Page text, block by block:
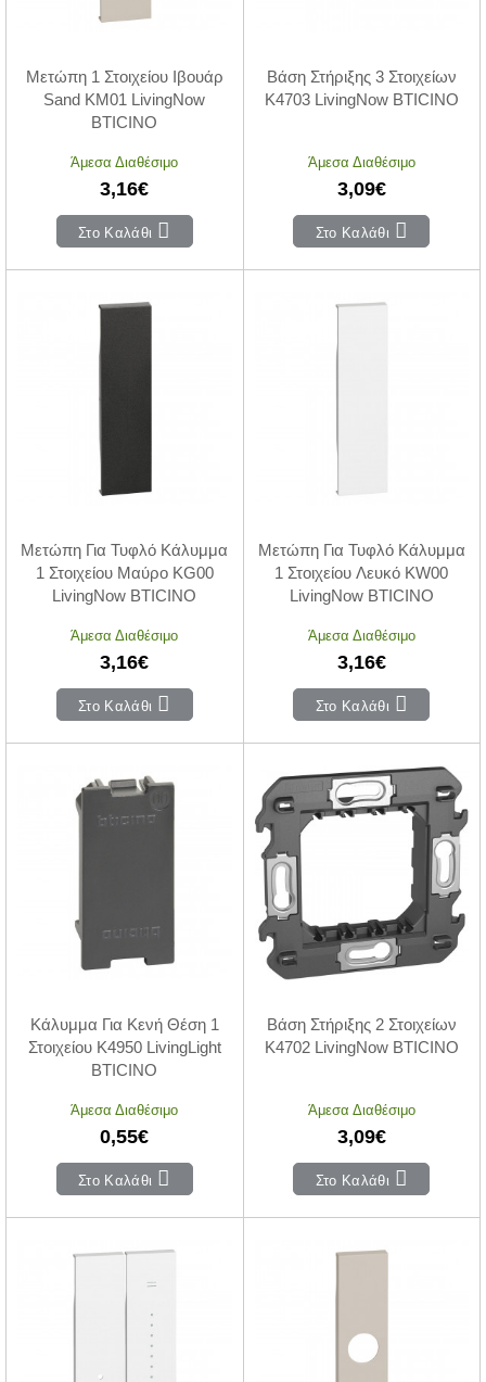
Μετώπη 1 Στοιχείου Ιβουάρ
Sand KM01 LivingNow
BTICINO
Άμεσα Διαθέσιμο
3,16€
Στο Καλάθι
Βάση Στήριξης 3 Στοιχείων
K4703 LivingNow BTICINO
Άμεσα Διαθέσιμο
3,09€
Στο Καλάθι
Μετώπη Για Τυφλό Κάλυμμα
1 Στοιχείου Μαύρο KG00
LivingNow BTICINO
Άμεσα Διαθέσιμο
3,16€
Στο Καλάθι
Μετώπη Για Τυφλό Κάλυμμα
1 Στοιχείου Λευκό KW00
LivingNow BTICINO
Άμεσα Διαθέσιμο
3,16€
Στο Καλάθι
Κάλυμμα Για Κενή Θέση 1
Στοιχείου K4950 LivingLight
BTICINO
Άμεσα Διαθέσιμο
0,55€
Στο Καλάθι
Βάση Στήριξης 2 Στοιχείων
K4702 LivingNow BTICINO
Άμεσα Διαθέσιμο
3,09€
Στο Καλάθι